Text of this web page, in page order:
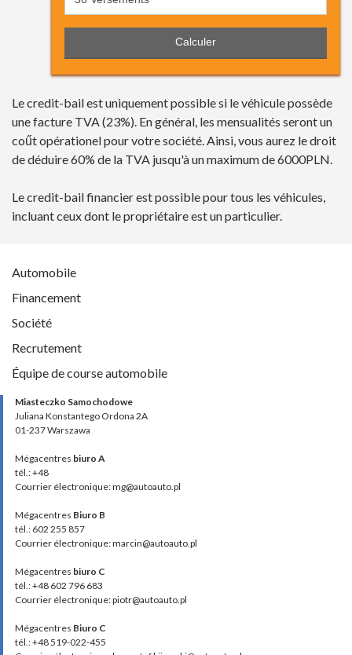
Le credit-bail est uniquement possible si le véhicule possède
une facture TVA (23%). En général, les mensualités seront un
coűt opérationel pour votre société. Ainsi, vous aurez le droit
de déduire 60% de la TVA jusqu'à un maximum de 6000PLN.
Le credit-bail financier est possible pour tous les véhicules,
incluant ceux dont le propriétaire est un particulier.
Automobile
Financement
Société
Recrutement
Équipe de course automobile
Miasteczko Samochodowe
Juliana Konstantego Ordona 2A
01-237 Warszawa
Mégacentres biuro A
tél.: +48
Courrier électronique: mg@autoauto.pl
Mégacentres Biuro B
tél.: 602 255 857
Courrier électronique: marcin@autoauto.pl
Mégacentres biuro C
tél.: +48 602 796 683
Courrier électronique: piotr@autoauto.pl
Mégacentres Biuro C
tél.: +48 519-022-455